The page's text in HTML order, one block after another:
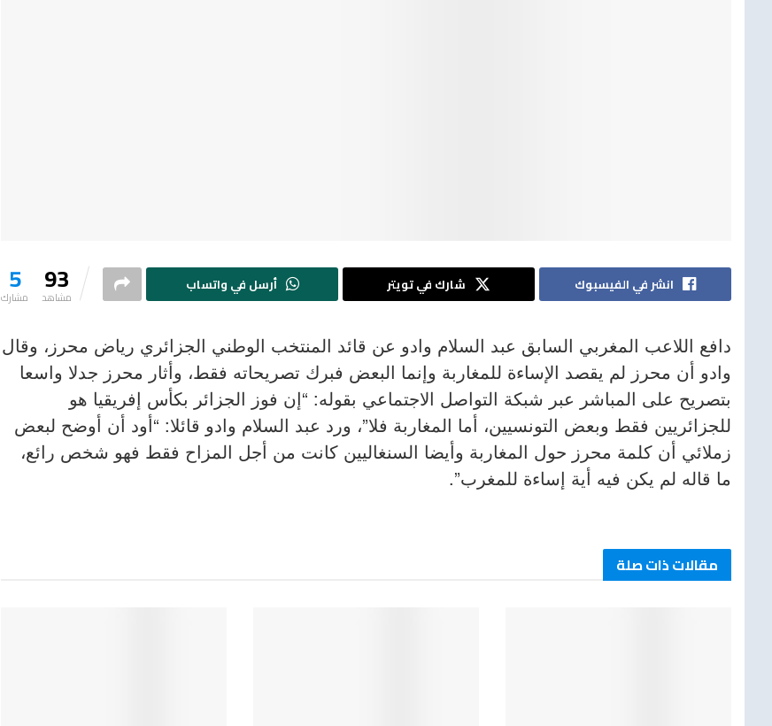
5
مشارك 93
مشاهد
انشر في الفيسبوك شارك في تويتر أرسل في واتساب
دافع اللاعب المغربي السابق عبد السلام وادو عن قائد المنتخب الوطني الجزائري رياض محرز، وقال
وادو أن محرز لم يقصد الإساءة للمغاربة وإنما البعض فبرك تصريحاته فقط، وأثار محرز جدلا واسعا
بتصريح على المباشر عبر شبكة التواصل الاجتماعي بقوله: “إن فوز الجزائر بكأس إفريقيا هو
للجزائريين فقط وبعض التونسيين، أما المغاربة فلا”، ورد عبد السلام وادو قائلا: “أود أن أوضح لبعض
زملائي أن كلمة محرز حول المغاربة وأيضا السنغاليين كانت من أجل المزاح فقط فهو شخص رائع،
ما قاله لم يكن فيه أية إساءة للمغرب”.
مقالات ذات صلة